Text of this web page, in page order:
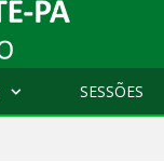
SESSÕES